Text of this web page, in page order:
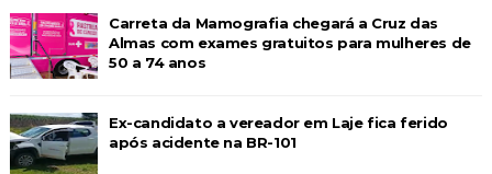
Carreta da Mamografia chegará a Cruz das
Almas com exames gratuitos para mulheres de
50 a 74 anos
Ex-candidato a vereador em Laje fica ferido
após acidente na BR-101